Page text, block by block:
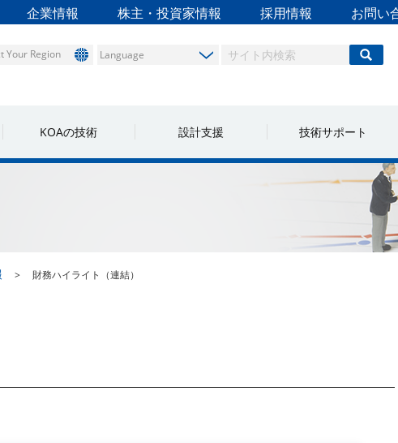
企業情報 株主・投資家情報 採用情報 お問い
Your Region
KOAの技術 設計支援 技術サポート
財務ハイライト（連結）